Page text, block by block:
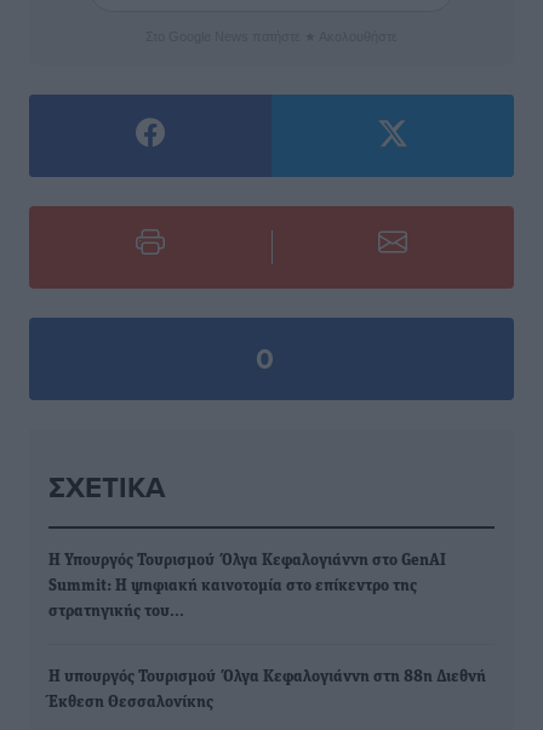
0
ΣΧΕΤΙΚΆ
H Υπουργός Τουρισμού Όλγα Κεφαλογιάννη στο GenAI
Summit: Η ψηφιακή καινοτομία στο επίκεντρο της
στρατηγικής του…
Η υπουργός Τουρισμού Όλγα Κεφαλογιάννη στη 88η Διεθνή
Έκθεση Θεσσαλονίκης